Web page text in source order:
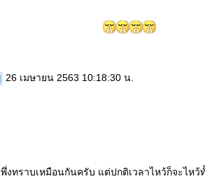
26 เมษายน 2563 10:18:30 น.
พึ่งทราบเหมือนกันครับ แต่ปกติเวลาไหว้ก็จะไหว้